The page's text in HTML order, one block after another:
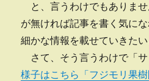
と、言うわけでもありま
が無ければ記事を書く気に
細かな情報を載せていきたい
さて、そう言うわけで「
様子はこちら「フジモリ果